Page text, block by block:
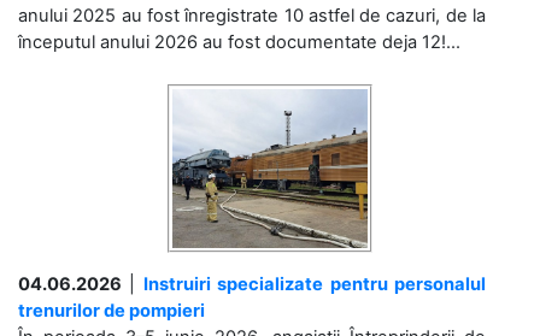
anului 2025 au fost înregistrate 10 astfel de cazuri, de la
începutul anului 2026 au fost documentate deja 12!...
04.06.2026
Instruiri specializate pentru personalul
trenurilor de pompieri